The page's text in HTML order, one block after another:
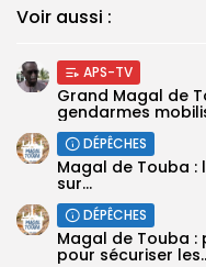
Voir aussi :
APS-TV
Grand Magal de
gendarmes
DÉPÊCHES
Magal de Touba :
sur...
DÉPÊCHES
Magal de Touba :
pour sécuriser